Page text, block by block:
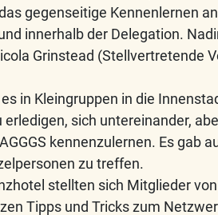
gegenseitige Kennenlernen
innerhalb der Delegation.
Grinstead (Stellvertretende
in Kleingruppen in die
erledigen, sich untereinander,
kennenzulernen. Es gab
zu treffen.
stellten sich Mitglieder
Tipps und Tricks zum